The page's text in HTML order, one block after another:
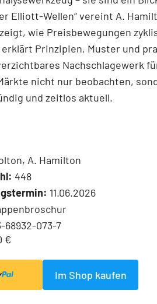
Elliott-Wellen“ vereint A.
wie Preisbewegungen
Prinzipien, Muster und
Nachschlagewerk
nicht nur beobachten,
und zeitlos aktuell.
A. Hamilton
448
11.06.2026
68932-073-7
€
Im Shop kaufen